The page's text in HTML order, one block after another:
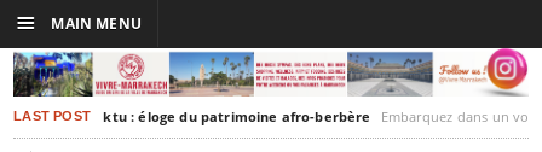
LAST POSTTimbuktu : éloge du patrimoine afro-berbère Embarquez dans un voyage culturel dans le
☰ MAIN MENU